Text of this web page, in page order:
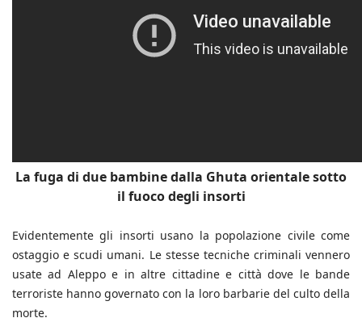
La fuga di due bambine dalla Ghuta orientale sotto
il fuoco degli insorti
Evidentemente gli insorti usano la popolazione civile come
ostaggio e scudi umani. Le stesse tecniche criminali vennero
usate ad Aleppo e in altre cittadine e città dove le bande
terroriste hanno governato con la loro barbarie del culto della
morte.